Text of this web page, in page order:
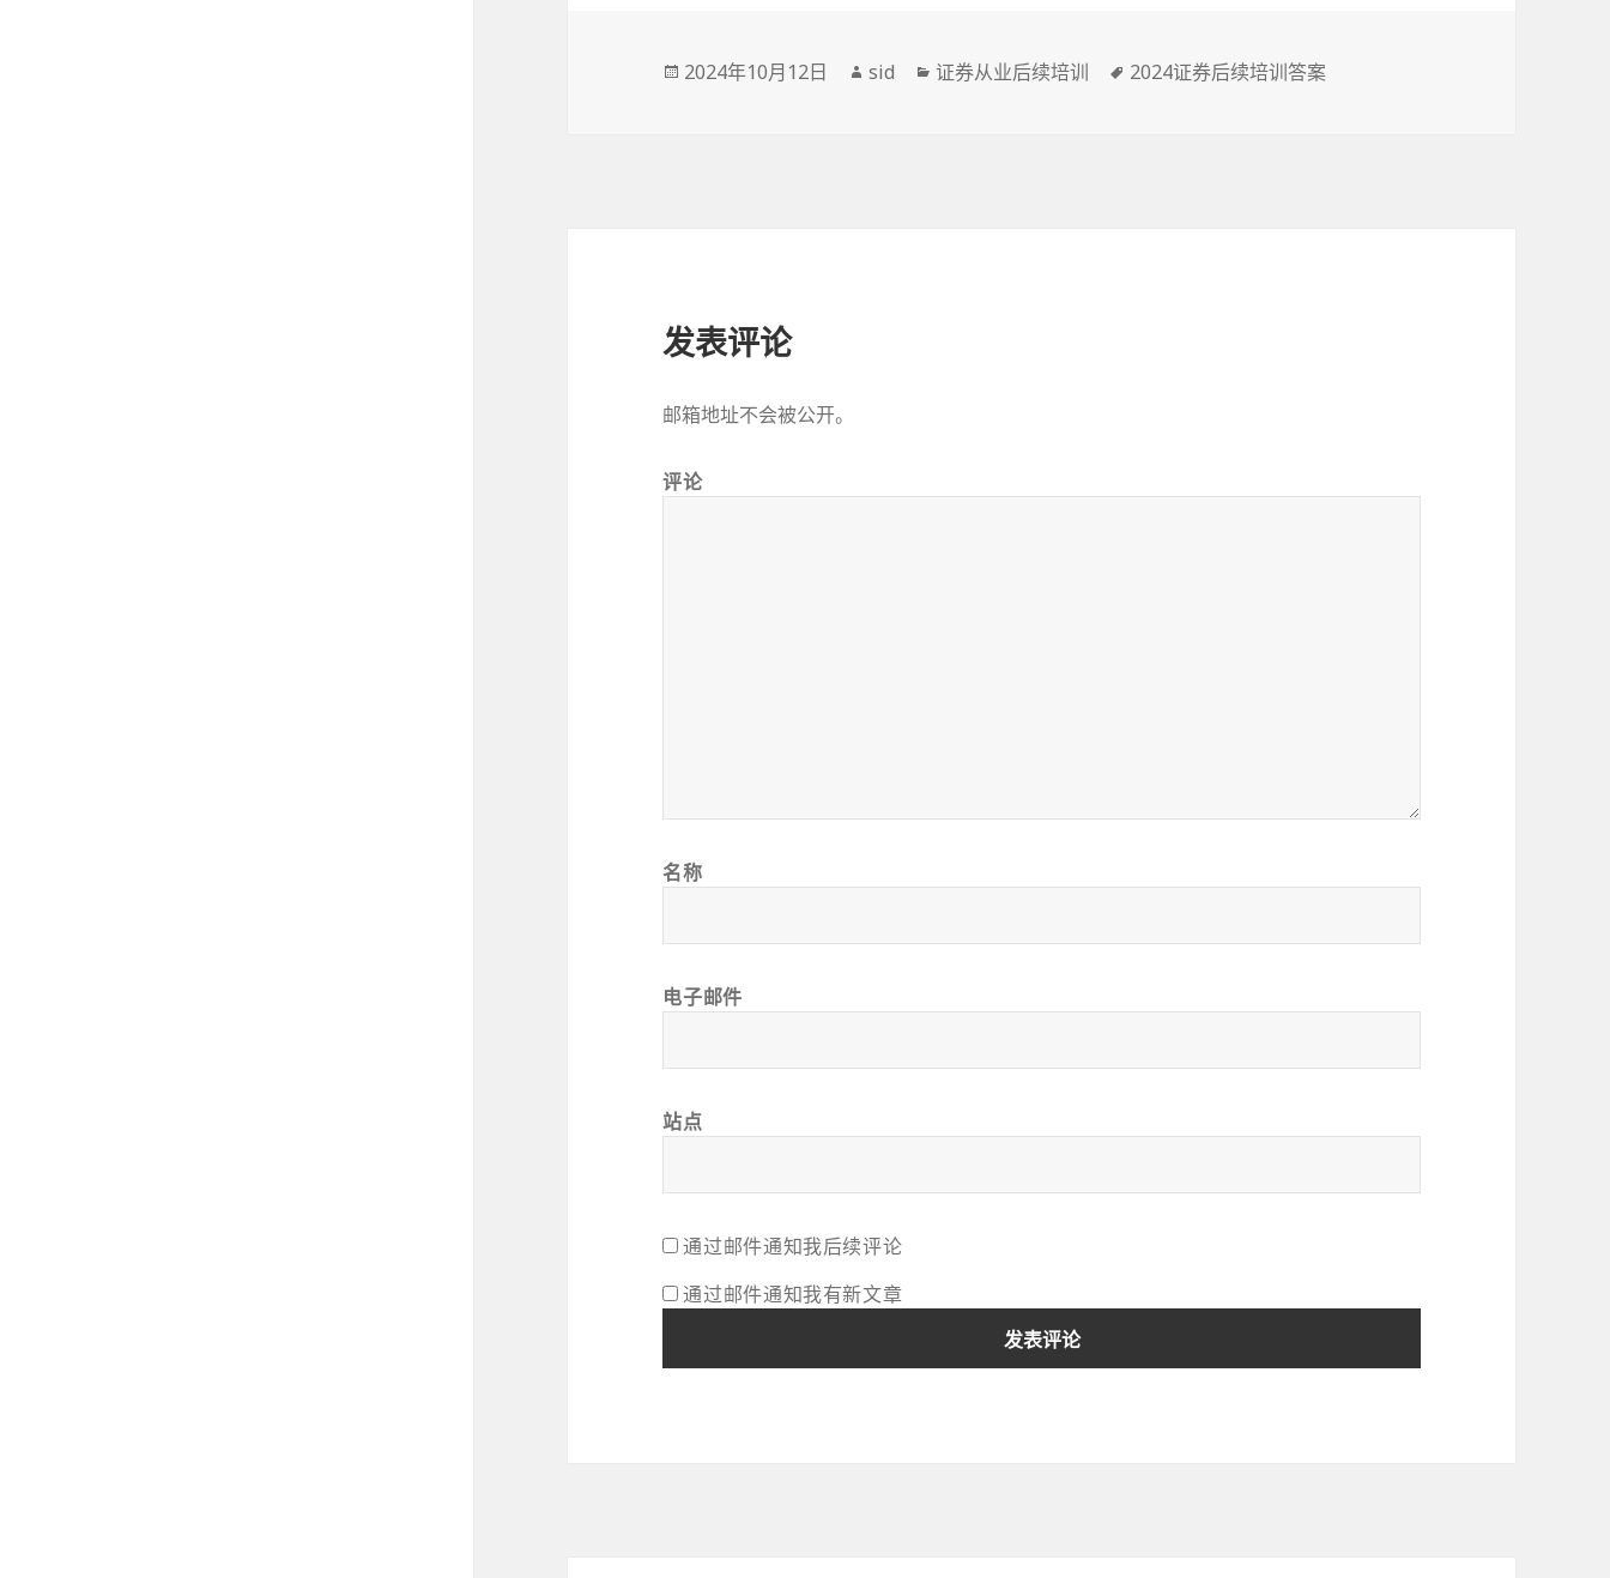
发
2024年10月12日
作
sid
分
证券从业后续培训
标
2024证券后续培训答案
发表评论
邮箱地址不会被公开。
评论
名称
电子邮件
站点
通过邮件通知我后续评论
通过邮件通知我有新文章